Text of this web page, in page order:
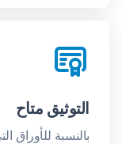
التوثيق متاح
بالنسبة للأوراق